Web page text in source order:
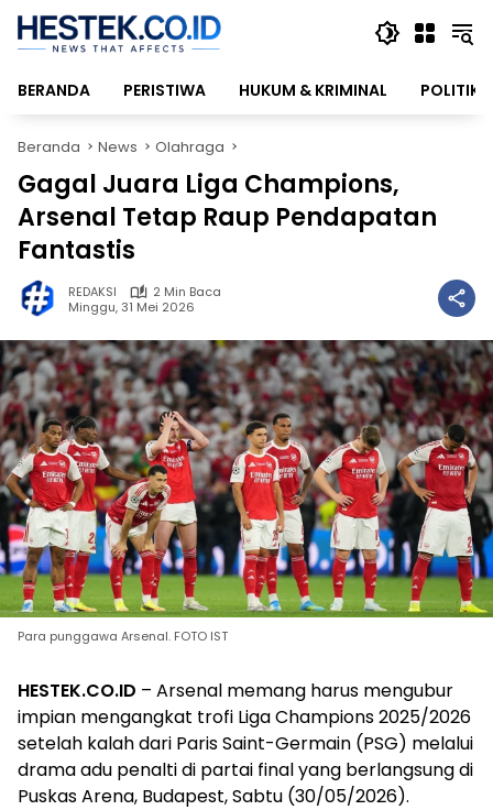
Langsung
konten
BERANDA
PERISTIWA HUKUM & KRIMINAL POLITIK
Beranda News Olahraga
Gagal Juara Liga Champions,
Arsenal Tetap Raup Pendapatan
Fantastis
REDAKSI
2 Min Baca
Minggu, 31 Mei 2026
Para punggawa Arsenal. FOTO IST
HESTEK.CO.ID – Arsenal memang harus mengubur
impian mengangkat trofi Liga Champions 2025/2026
setelah kalah dari Paris Saint-Germain (PSG) melalui
drama adu penalti di partai final yang berlangsung di
Puskas Arena, Budapest, Sabtu (30/05/2026).